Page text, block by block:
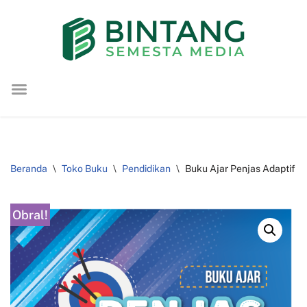
konten
Beranda \ Toko Buku \ Pendidikan \ Buku Ajar Penjas Adaptif
Obral!